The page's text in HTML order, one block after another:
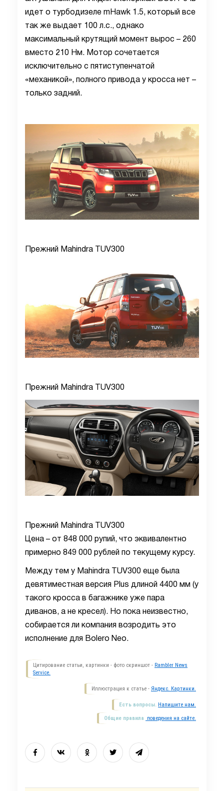
идет о турбодизеле mHawk 1.5, который все
так же выдает 100 л.с., однако
максимальный крутящий момент вырос – 260
вместо 210 Нм. Мотор сочетается
исключительно с пятиступенчатой
«механикой», полного привода у кросса нет –
только задний.
Прежний Mahindra TUV300
Прежний Mahindra TUV300
Прежний Mahindra TUV300
Цена – от 848 000 рупий, что эквивалентно
примерно 849 000 рублей по текущему курсу.
Между тем у Mahindra TUV300 еще была
девятиместная версия Plus длиной 4400 мм (у
такого кросса в багажнике уже пара
диванов, а не кресел). Но пока неизвестно,
собирается ли компания возродить это
исполнение для Bolero Neo.
Цитирование статьи, картинки - фото скриншот - Rambler News
Service.
Иллюстрация к статье - Яндекс. Картинки.
Есть вопросы. Напишите нам.
Общие правила поведения на сайте.